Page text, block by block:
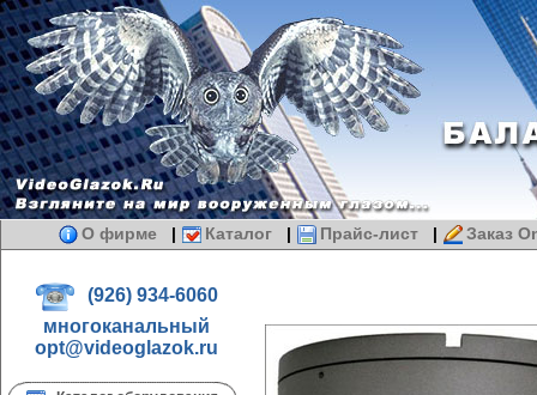
О фирме | Каталог | Прайс-лист | Заказ
(926) 934-6060
многоканальный
opt@videoglazok.ru